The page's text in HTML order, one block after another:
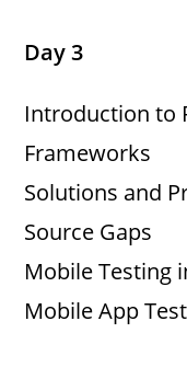
Day 3
Introduction to
Frameworks
Solutions and
Source Gaps
Mobile Testing
Mobile App